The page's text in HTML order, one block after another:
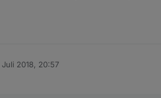
Juli 2018, 20:57